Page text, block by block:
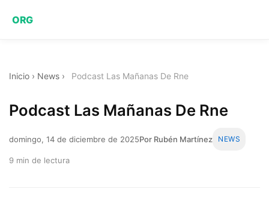
ORG
Inicio › News › Podcast Las Mañanas De Rne
Podcast Las Mañanas De Rne
domingo, 14 de diciembre de 2025Por Rubén Martínez NEWS
9 min de lectura